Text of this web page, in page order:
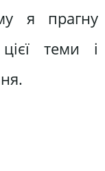
я прагну
теми і